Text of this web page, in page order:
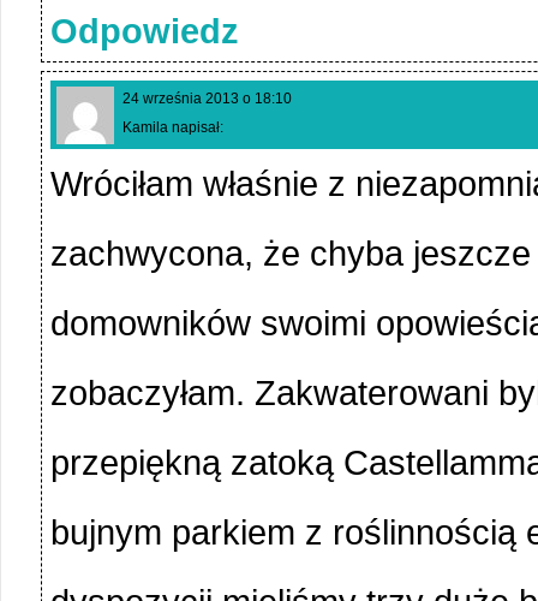
Odpowiedz
24 września 2013 o 18:10
Kamila napisał:
Wróciłam właśnie z
zachwycona, że chyba
domowników swoimi
zobaczyłam. Zakwaterowani
przepiękną zatoką
bujnym parkiem z roślinnością